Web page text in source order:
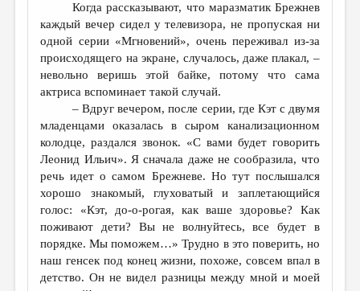
Когда рассказывают, что маразматик Брежнев
каждый вечер сидел у телевизора, не пропуская ни
одной серии «Мгновений», очень переживал из-за
происходящего на экране, случалось, даже плакал, –
невольно веришь этой байке, потому что сама
актриса вспоминает такой случай.
– Вдруг вечером, после серии, где Кэт с двумя
младенцами оказалась в сыром канализационном
колодце, раздался звонок. «С вами будет говорить
Леонид Ильич». Я сначала даже не сообразила, что
речь идет о самом Брежневе. Но тут послышался
хорошо знакомый, глуховатый и заплетающийся
голос: «Кэт, до-о-рогая, как ваше здоровье? Как
поживают дети? Вы не волнуйтесь, все будет в
порядке. Мы поможем…» Трудно в это поверить, но
наш генсек под конец жизни, похоже, совсем впал в
детство. Он не видел разницы между мной и моей